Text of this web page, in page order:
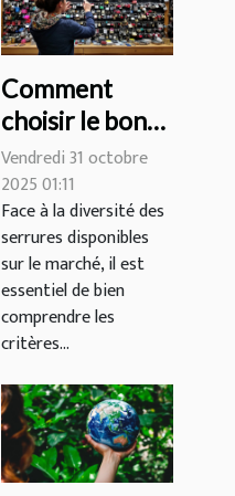
Comment
choisir le bon
type de serrure
pour votre
domicile ?
Vendredi 31 octobre
2025 01:11
Face à la diversité des
serrures disponibles
sur le marché, il est
essentiel de bien
comprendre les
critères...